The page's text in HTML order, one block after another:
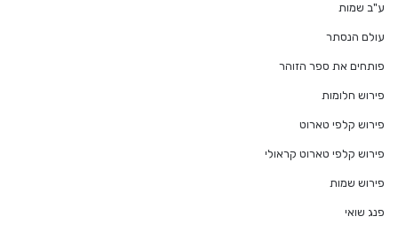
ע"ב שמות
עולם הנסתר
פותחים את ספר הזוהר
פירוש חלומות
פירוש קלפי טארוט
פירוש קלפי טארוט קראולי
פירוש שמות
פנג שואי